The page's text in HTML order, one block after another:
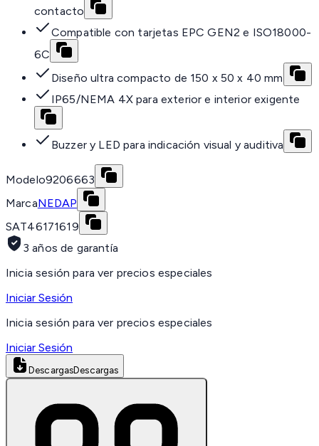
contacto
Compatible con tarjetas EPC GEN2 e ISO18000-
6C
Diseño ultra compacto de 150 x 50 x 40 mm
IP65/NEMA 4X para exterior e interior exigente
Buzzer y LED para indicación visual y auditiva
Modelo9206663
MarcaNEDAP
SAT46171619
3 años de garantía
Inicia sesión para ver precios especiales
Iniciar Sesión
Inicia sesión para ver precios especiales
Iniciar Sesión
DescargasDescargas